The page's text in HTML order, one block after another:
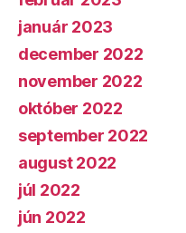
január 2023
december 2022
november 2022
október 2022
september 2022
august 2022
júl 2022
jún 2022